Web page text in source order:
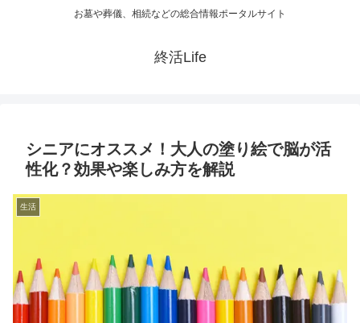
お墓や葬儀、相続などの総合情報ポータルサイト
終活Life
シニアにオススメ！大人の塗り絵で脳が活
性化？効果や楽しみ方を解説
生活